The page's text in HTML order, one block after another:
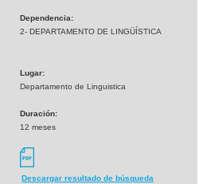
Dependencia:
2- DEPARTAMENTO DE LINGÜÍSTICA
Lugar:
Departamento de Linguistica
Duración:
12 meses
Descargar resultado de búsqueda